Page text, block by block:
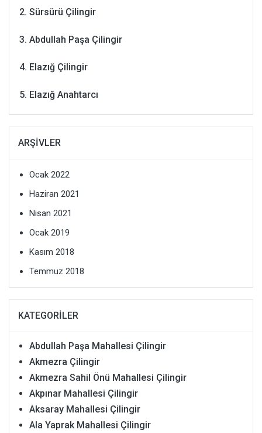
Sürsürü Çilingir
Abdullah Paşa Çilingir
Elazığ Çilingir
Elazığ Anahtarcı
ARŞIVLER
Ocak 2022
Haziran 2021
Nisan 2021
Ocak 2019
Kasım 2018
Temmuz 2018
KATEGORILER
Abdullah Paşa Mahallesi Çilingir
Akmezra Çilingir
Akmezra Sahil Önü Mahallesi Çilingir
Akpınar Mahallesi Çilingir
Aksaray Mahallesi Çilingir
Ala Yaprak Mahallesi Çilingir